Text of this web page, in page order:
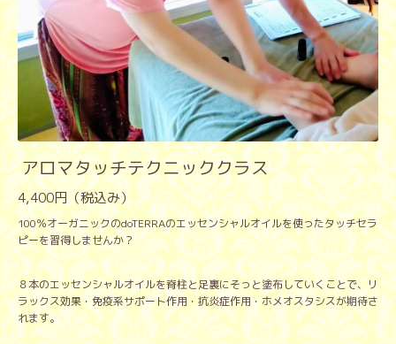
アロマタッチテクニッククラス
4,400円（税込み）
100％オーガニックのdoTERRAのエッセンシャルオイルを使ったタッチセラ
ピーを習得しませんか？
８本のエッセンシャルオイルを脊柱と足裏にそっと塗布していくことで、リ
ラックス効果・免疫系サポート作用・抗炎症作用・ホメオスタシスが期待さ
れます。